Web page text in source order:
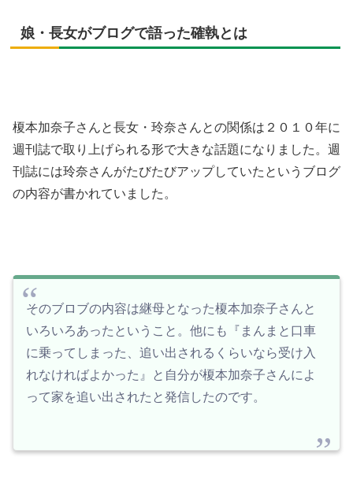
娘・長女がブログで語った確執とは
榎本加奈子さんと長女・玲奈さんとの関係は２０１０年に
週刊誌で取り上げられる形で大きな話題になりました。週
刊誌には玲奈さんがたびたびアップしていたというブログ
の内容が書かれていました。
そのブロブの内容は継母となった榎本加奈子さんと
いろいろあったということ。他にも『まんまと口車
に乗ってしまった、追い出されるくらいなら受け入
れなければよかった』と自分が榎本加奈子さんによ
って家を追い出されたと発信したのです。